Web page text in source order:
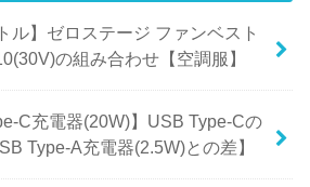
ル】ゼロステージ ファンベスト
の組み合わせ【空調服】
C充電器(20W)】USB Type-Cの
Type-A充電器(2.5W)との差】